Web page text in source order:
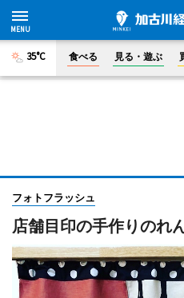
35°C 食べる 見る・遊ぶ
フォトフラッシュ
店舗目印の手作りのれ